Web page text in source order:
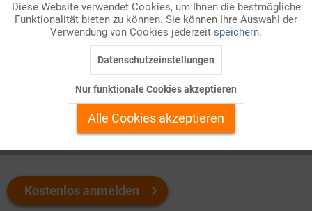
Der Bedarf an solchen Jobs ist groß - auf beiden Seiten des
Arbeitsmarkts und quer durch die gesamte Wirtschaft. In
welchen Wirtschaftszweigen sind sie besonders gefragt?
Welchen Download brauchen Sie?
Kostenlos anmelden
Marketing Inaktiv
Personalisierung Inaktiv
Service
Diese Website verwendet Cookies, um Ihnen die bestmögliche
Funktionalität bieten zu können. Sie können Ihre Auswahl der
Verwendung von Cookies jederzeit speichern.
Datenschutzeinstellungen
Nur funktionale Cookies akzeptieren
Alle Cookies akzeptieren